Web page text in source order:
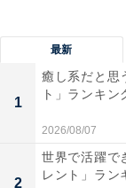
になるから」（
りました。
最新
1
癒し系だと思
ト」ランキン
2026/08/07
2
世界で活躍で
レント」ラン